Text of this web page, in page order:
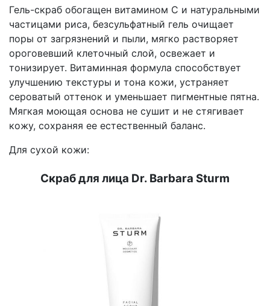
Гель-скраб обогащен витамином С и натуральными
частицами риса, безсульфатный гель очищает
поры от загрязнений и пыли, мягко растворяет
ороговевший клеточный слой, освежает и
тонизирует. Витаминная формула способствует
улучшению текстуры и тона кожи, устраняет
сероватый оттенок и уменьшает пигментные пятна.
Мягкая моющая основа не сушит и не стягивает
кожу, сохраняя ее естественный баланс.
Для сухой кожи:
Скраб для лица Dr. Barbara Sturm